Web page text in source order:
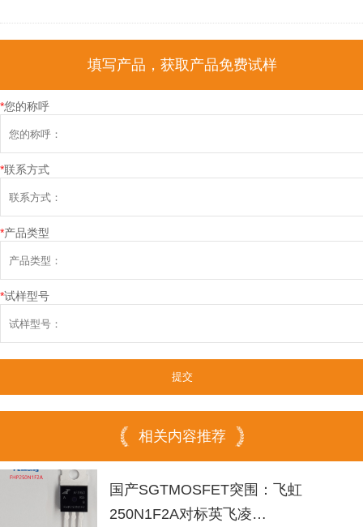
填写产品，获取产品免费试样
*您的称呼
*联系方式
*产品类型
*试样型号
相关内容推荐
国产SGTMOSFET突围：飞虹
250N1F2A对标英飞凌